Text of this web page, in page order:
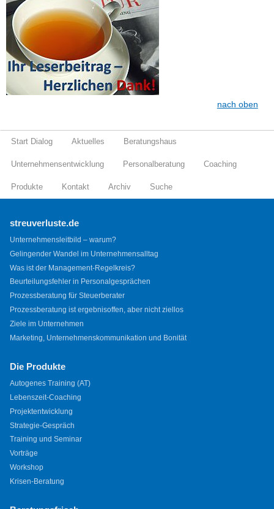
nach oben
Start Dialog Aktuelles Beratungshaus
Unternehmensentwicklung Personalberatung Coaching
Produkte Kontakt Archiv Suche
streuverluste.de
Unternehmensleitbild – warum?
Gelingender Wandel im Unternehmensalltag
Was ist der Management-Regelkreis?
Beurteilungsfehler in Personalgesprächen
Prozessberatung für Steuerberater
Prozessberatung ist ergebnisoffen, aber nicht ziellos
Ziele im Unternehmen
Marketing, Unternehmenskommunikation und Bonität
Die Produkte
Autogenes Training (AT)
Lebenszeit-Coaching
Projektentwicklung
Strategie-Gespräch
Training und Seminar
Vorträge
Workshop
Krisen-Beratung